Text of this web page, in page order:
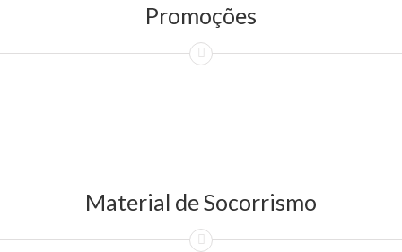
Promoções
Material de Socorrismo